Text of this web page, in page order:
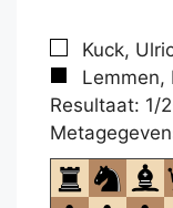
Kuck,
Lemmen,
Resultaat: 1/